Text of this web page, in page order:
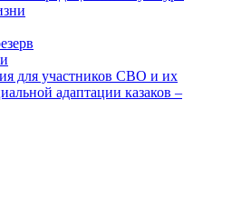
для участников СВО и их
адаптации казаков –